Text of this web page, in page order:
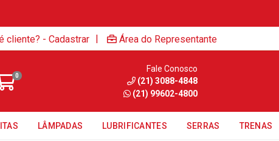
cliente? - Cadastrar | Área do Representante
0
Fale Conosco
(21) 3088-4848
(21) 99602-4800
LÂMPADAS LUBRIFICANTES SERRAS TRENAS